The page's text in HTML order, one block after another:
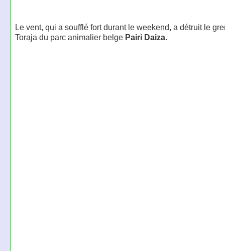
Le vent, qui a soufflé fort durant le weekend, a détruit le
Toraja du parc animalier belge Pairi Daiza.